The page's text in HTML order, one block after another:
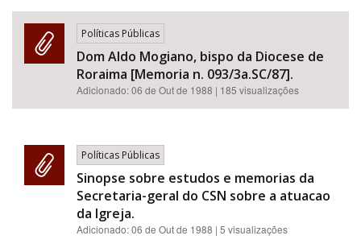
Políticas Públicas
Dom Aldo Mogiano, bispo da Diocese de
Roraima [Memoria n. 093/3a.SC/87].
Adicionado:06 de Out de 1988 | 185 visualizações
Políticas Públicas
Sinopse sobre estudos e memorias da
Secretaria-geral do CSN sobre a atuacao
da Igreja.
Adicionado:06 de Out de 1988 | 5 visualizações